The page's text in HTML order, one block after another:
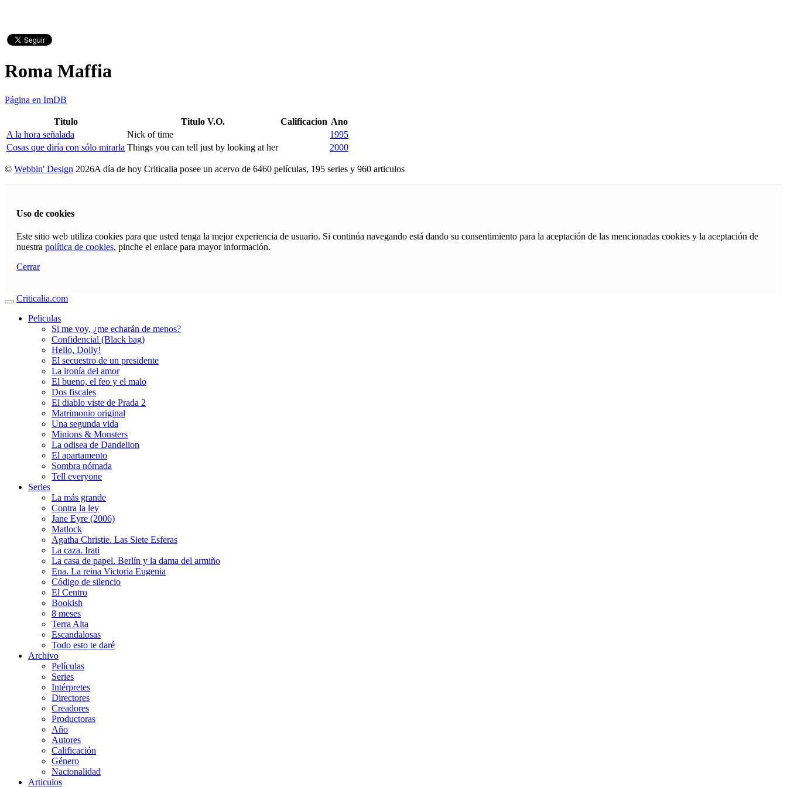
Roma Maffia
Página en ImDB
Titulo Titulo V.O. Calificacion Ano
A la hora señalada
Nick of time
1995
Cosas que diría con sólo mirarla Things you can tell just by looking at her 2000
© Webbin' Design 2026A día de hoy Criticalia posee un acervo de 6460 películas, 195 series y 960 articulos
Uso de cookies
Este sitio web utiliza cookies para que usted tenga la mejor experiencia de usuario. Si continúa navegando está dando su consentimiento para la aceptación de las mencionadas cookies y la aceptación de
nuestra política de cookies, pinche el enlace para mayor información.
Cerrar
Criticalia.com
Peliculas
Si me voy, ¿me echarán de menos?
Confidencial (Black bag)
Hello, Dolly!
El secuestro de un presidente
La ironía del amor
El bueno, el feo y el malo
Dos fiscales
El diablo viste de Prada 2
Matrimonio original
Una segunda vida
Minions & Monsters
La odisea de Dandelion
El apartamento
Sombra nómada
Tell everyone
Series
La más grande
Contra la ley
Jane Eyre (2006)
Matlock
Agatha Christie. Las Siete Esferas
La caza. Irati
La casa de papel. Berlín y la dama del armiño
Ena. La reina Victoria Eugenia
Código de silencio
El Centro
Bookish
8 meses
Terra Alta
Escandalosas
Todo esto te daré
Archivo
Películas
Series
Intérpretes
Directores
Creadores
Productoras
Año
Autores
Calificación
Género
Nacionalidad
Articulos